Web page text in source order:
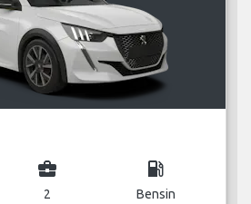
business_center
2
local_gas_station
Bensin